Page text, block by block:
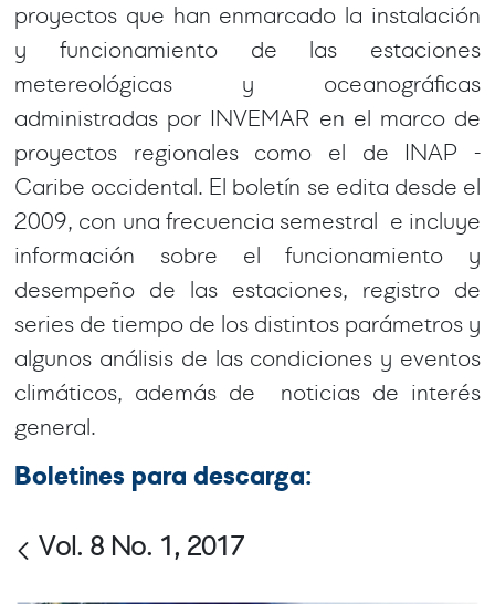
proyectos que han enmarcado la instalación
y funcionamiento de las estaciones
metereológicas y oceanográficas
administradas por INVEMAR en el marco de
proyectos regionales como el de INAP -
Caribe occidental. El boletín se edita desde el
2009, con una frecuencia semestral e incluye
información sobre el funcionamiento y
desempeño de las estaciones, registro de
series de tiempo de los distintos parámetros y
algunos análisis de las condiciones y eventos
climáticos, además de noticias de interés
general.
Boletines para descarga:
Vol. 8 No. 1, 2017